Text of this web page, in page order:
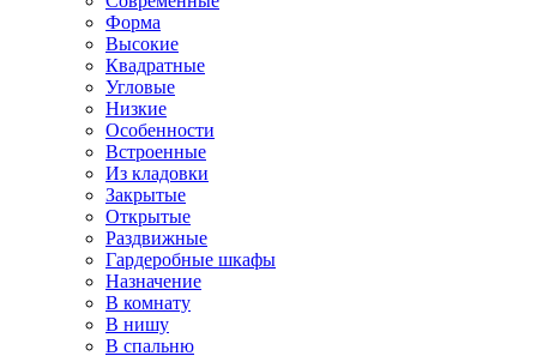
Форма
Высокие
Квадратные
Угловые
Низкие
Особенности
Встроенные
Из кладовки
Закрытые
Открытые
Раздвижные
Гардеробные шкафы
Назначение
В комнату
В нишу
В спальню